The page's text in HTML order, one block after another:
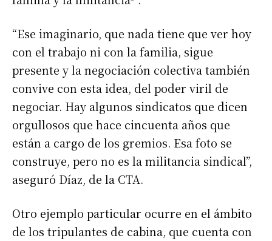
“Ese imaginario, que nada tiene que ver hoy
con el trabajo ni con la familia, sigue
presente y la negociación colectiva también
convive con esta idea, del poder viril de
negociar. Hay algunos sindicatos que dicen
orgullosos que hace cincuenta años que
están a cargo de los gremios. Esa foto se
construye, pero no es la militancia sindical”,
aseguró Díaz, de la CTA.
Otro ejemplo particular ocurre en el ámbito
de los tripulantes de cabina, que cuenta con